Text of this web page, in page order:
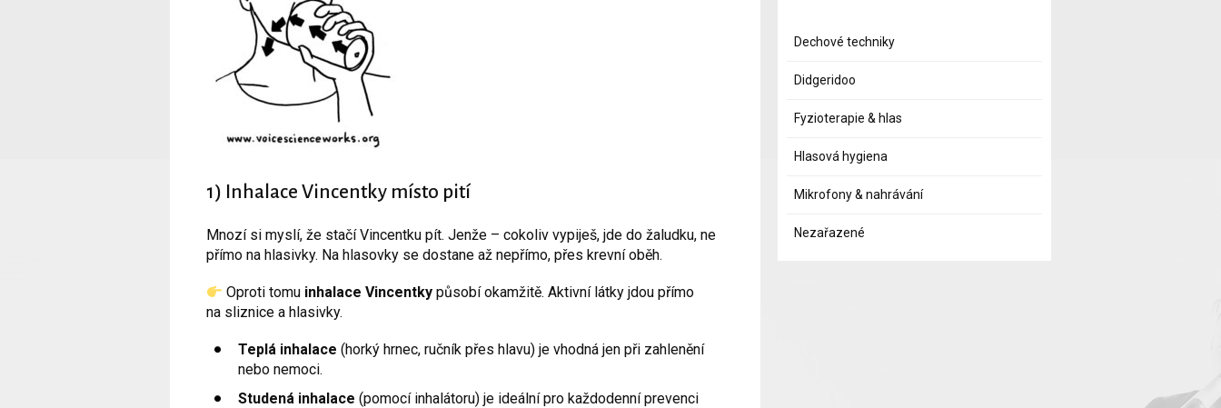
1) Inhalace Vincentky místo pití
Mnozí si myslí, že stačí Vincentku pít. Jenže – cokoliv vypiješ, jde do žaludku, ne
přímo na hlasivky. Na hlasovky se dostane až nepřímo, přes krevní oběh.
Oproti tomu inhalace Vincentky působí okamžitě. Aktivní látky jdou přímo
na sliznice a hlasivky.
Teplá inhalace (horký hrnec, ručník přes hlavu) je vhodná jen při zahlenění
nebo nemoci.
Studená inhalace (pomocí inhalátoru) je ideální pro každodenní prevenci
Dechové techniky
Didgeridoo
Fyzioterapie & hlas
Hlasová hygiena
Mikrofony & nahrávání
Nezařazené